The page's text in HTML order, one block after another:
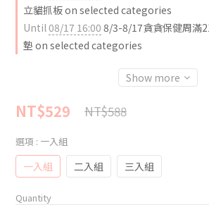
立貓抓板 on selected categories
Until08/17 16:00 8/3-8/17貪貪保健周滿
墊 on selected categories
Show more
NT$588
NT$529
選項 : 一入組
一入組 二入組 三入組
Quantity